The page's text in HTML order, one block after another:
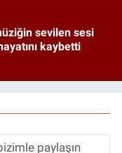
sevilen sesi
kaybetti